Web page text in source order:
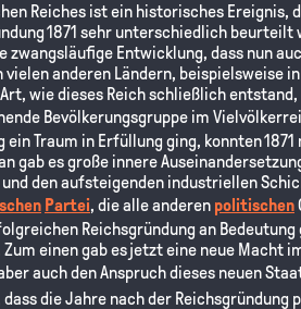
Reiches ist ein historisches
1871 sehr unterschiedlich
zwangsläufige Entwicklung, dass nun
anderen Ländern, beispielsweise
wie dieses Reich schließlich
Bevölkerungsgruppe im
Traum in Erfüllung ging, konnten
gab es große innere
den aufsteigenden industriellen
Partei, die alle anderen politischen
Reichsgründung an Bedeutung
einen gab es jetzt eine neue Macht
auch den Anspruch dieses neuen
die Jahre nach der Reichsgründung